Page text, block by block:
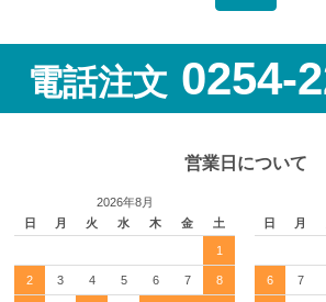
電話注文 0254-
営業日について
2026年8月
日
月 火 水 木 金 土
1
2 3 4 5 6 7 8
日
月
6 7